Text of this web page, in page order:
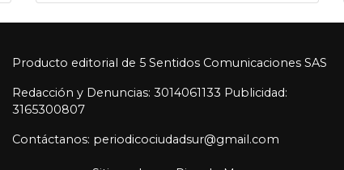
Producto editorial de 5 Sentidos Comunicaciones SAS
Redacción y Denuncias: 3014061133 Publicidad:
3165300807
Contáctanos: periodicociudadsur@gmail.com